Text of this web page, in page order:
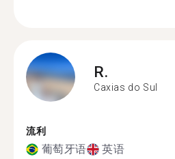
R.
Caxias do Sul
流利
葡萄牙语 英语